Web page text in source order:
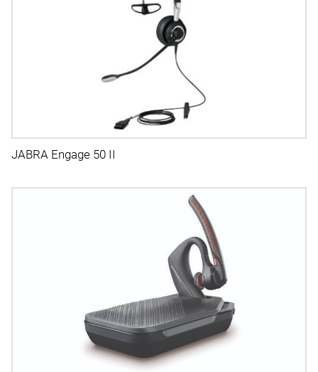
JABRA Engage 50 II